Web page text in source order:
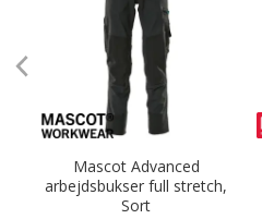
Mascot Advanced
arbejdsbukser full stretch,
Sort